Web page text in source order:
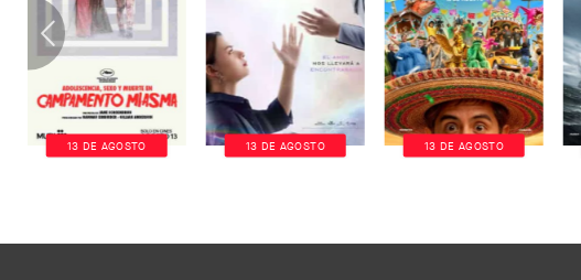
13 DE AGOSTO 13 DE AGOSTO 13 DE AGOSTO